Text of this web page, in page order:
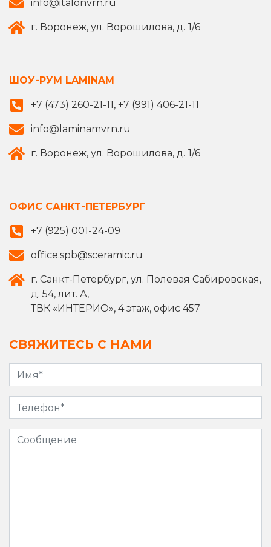
info@italonvrn.ru
г. Воронеж, ул. Ворошилова, д. 1/6
ШОУ-РУМ LAMINAM
+7 (473) 260-21-11, +7 (991) 406-21-11
info@laminamvrn.ru
г. Воронеж, ул. Ворошилова, д. 1/6
ОФИС САНКТ-ПЕТЕРБУРГ
+7 (925) 001-24-09
office.spb@sceramic.ru
г. Санкт-Петербург, ул. Полевая Сабировская,
д. 54, лит. А,
ТВК «ИНТЕРИО», 4 этаж, офис 457
СВЯЖИТЕСЬ С НАМИ